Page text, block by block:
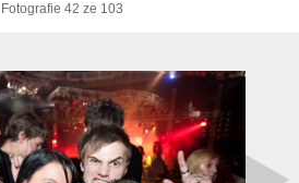
42 ze 103